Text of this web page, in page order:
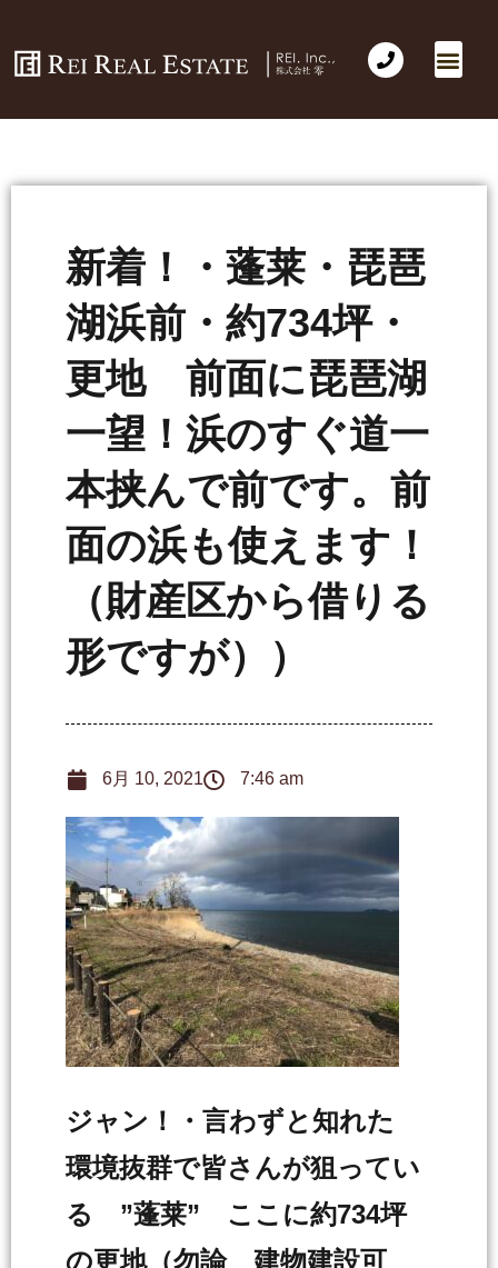
新着！・蓬莱・琵琶
湖浜前・約734坪・
更地 前面に琵琶湖
一望！浜のすぐ道一
本挟んで前です。前
面の浜も使えます！
（財産区から借りる
形ですが））
6月 10, 2021 7:46 am
ジャン！・言わずと知れた
環境抜群で皆さんが狙ってい
る ”蓬莱” ここに約734坪
の更地（勿論 建物建設可